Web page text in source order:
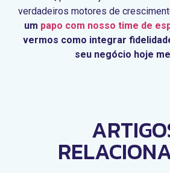
verdadeiros motores de
um papo com nosso time de
vermos como integrar
seu negócio hoje